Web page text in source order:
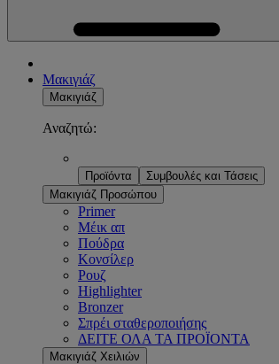
Μακιγιάζ
Μακιγιάζ
Αναζητώ:
Προϊόντα
Συμβουλές και Τάσεις
Μακιγιάζ Προσώπου
Primer
Μέικ απ
Πούδρα
Κονσίλερ
Ρουζ
Highlighter
Bronzer
Σπρέι σταθεροποιήσης
ΔΕΙΤΕ ΟΛΑ ΤΑ ΠΡΟΪΟΝΤΑ
Μακιγιάζ Χειλιών